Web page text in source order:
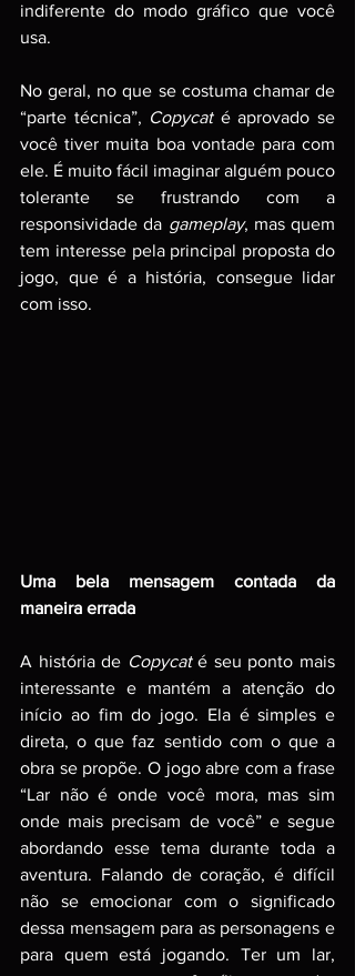
indiferente do modo gráfico que você
usa.
No geral, no que se costuma chamar de
“parte técnica”, Copycat é aprovado se
você tiver muita boa vontade para com
ele. É muito fácil imaginar alguém pouco
tolerante se frustrando com a
responsividade da gameplay, mas quem
tem interesse pela principal proposta do
jogo, que é a história, consegue lidar
com isso.
Uma bela mensagem contada da
maneira errada
A história de Copycat é seu ponto mais
interessante e mantém a atenção do
início ao fim do jogo. Ela é simples e
direta, o que faz sentido com o que a
obra se propõe. O jogo abre com a frase
“Lar não é onde você mora, mas sim
onde mais precisam de você” e segue
abordando esse tema durante toda a
aventura. Falando de coração, é difícil
não se emocionar com o significado
dessa mensagem para as personagens e
para quem está jogando. Ter um lar,